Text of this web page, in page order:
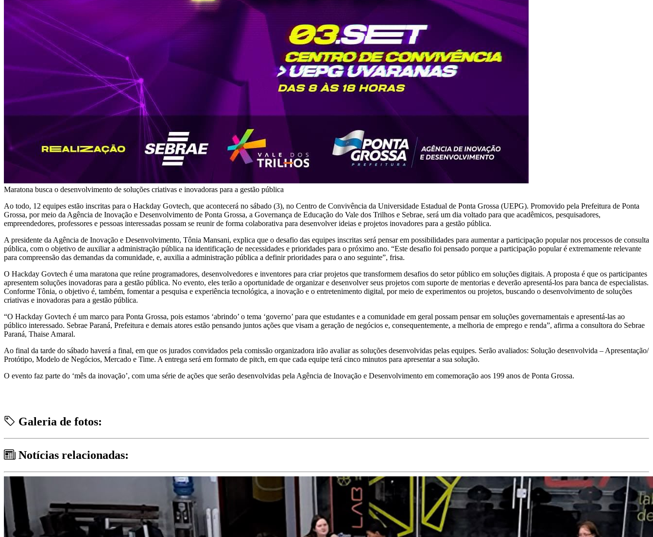
Maratona busca o desenvolvimento de soluções criativas e inovadoras para a gestão pública
Ao todo, 12 equipes estão inscritas para o Hackday Govtech, que acontecerá no sábado (3), no Centro de Convivência da Universidade Estadual de Ponta Grossa (UEPG). Promovido pela Prefeitura de Ponta
Grossa, por meio da Agência de Inovação e Desenvolvimento de Ponta Grossa, a Governança de Educação do Vale dos Trilhos e Sebrae, será um dia voltado para que acadêmicos, pesquisadores,
empreendedores, professores e pessoas interessadas possam se reunir de forma colaborativa para desenvolver ideias e projetos inovadores para a gestão pública.
A presidente da Agência de Inovação e Desenvolvimento, Tônia Mansani, explica que o desafio das equipes inscritas será pensar em possibilidades para aumentar a participação popular nos processos de consulta
pública, com o objetivo de auxiliar a administração pública na identificação de necessidades e prioridades para o próximo ano. “Este desafio foi pensado porque a participação popular é extremamente relevante
para compreensão das demandas da comunidade, e, auxilia a administração pública a definir prioridades para o ano seguinte”, frisa.
O Hackday Govtech é uma maratona que reúne programadores, desenvolvedores e inventores para criar projetos que transformem desafios do setor público em soluções digitais. A proposta é que os participantes
apresentem soluções inovadoras para a gestão pública. No evento, eles terão a oportunidade de organizar e desenvolver seus projetos com suporte de mentorias e deverão apresentá-los para banca de especialistas.
Conforme Tônia, o objetivo é, também, fomentar a pesquisa e experiência tecnológica, a inovação e o entretenimento digital, por meio de experimentos ou projetos, buscando o desenvolvimento de soluções
criativas e inovadoras para a gestão pública.
“O Hackday Govtech é um marco para Ponta Grossa, pois estamos ‘abrindo’ o tema ‘governo’ para que estudantes e a comunidade em geral possam pensar em soluções governamentais e apresentá-las ao
público interessado. Sebrae Paraná, Prefeitura e demais atores estão pensando juntos ações que visam a geração de negócios e, consequentemente, a melhoria de emprego e renda”, afirma a consultora do Sebrae
Paraná, Thaise Amaral.
Ao final da tarde do sábado haverá a final, em que os jurados convidados pela comissão organizadora irão avaliar as soluções desenvolvidas pelas equipes. Serão avaliados: Solução desenvolvida – Apresentação/
Protótipo, Modelo de Negócios, Mercado e Time. A entrega será em formato de pitch, em que cada equipe terá cinco minutos para apresentar a sua solução.
O evento faz parte do ‘mês da inovação’, com uma série de ações que serão desenvolvidas pela Agência de Inovação e Desenvolvimento em comemoração aos 199 anos de Ponta Grossa.
Galeria de fotos:
Notícias relacionadas: